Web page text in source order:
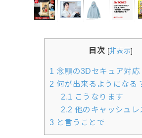
目次 [非表示]
1 念願の3Dセキュア対応
2 何が出来るようになる
2.1 こうなります
2.2 他のキャッシュレ
3 と言うことで